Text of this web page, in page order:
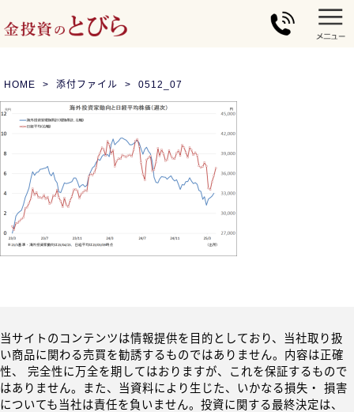
HOME 添付ファイル 0512_07
当サイトのコンテンツは情報提供を目的としており、当社取り扱
い商品に関わる売買を勧誘するものではありません。内容は正確
性、 完全性に万全を期してはおりますが、これを保証するもので
はありません。また、当資料により生じた、いかなる損失・ 損害
についても当社は責任を負いません。投資に関する最終決定は、